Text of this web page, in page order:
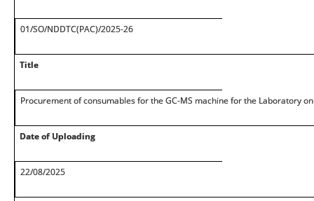
01/SO/NDDTC(PAC)/2025-26
Title
Procurement of consumables for the GC-MS machine for the Laboratory
Date of Uploading
22/08/2025